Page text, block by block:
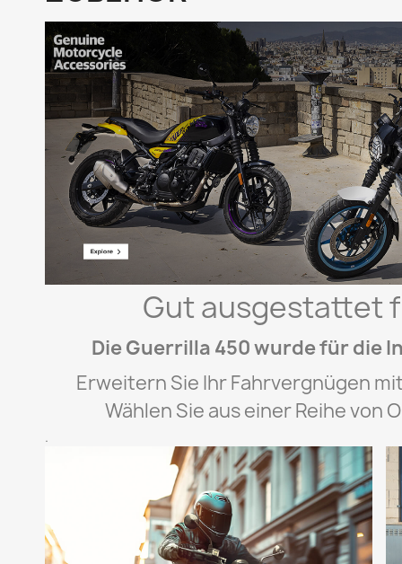
Gut ausgestattet
Die Guerrilla 450 wurde für die
Erweitern Sie Ihr Fahrvergnügen
Wählen Sie aus einer Reihe von
.